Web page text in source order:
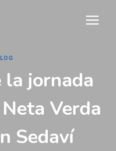
la jornada
Verda
Sedaví